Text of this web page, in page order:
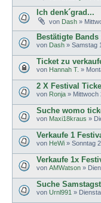
Ich denk´grad...
von Dash »
Bestätigte Bands
von Dash » Samstag
Ticket zu
von Hannah T. »
2 X Festival
von Ronja » Mittwoch
Suche womo
von Maxi18kraus »
Verkaufe 1
von HeWi » Sonntag
Verkaufe 1x
von AMWatson »
Suche
von Urnl991 »